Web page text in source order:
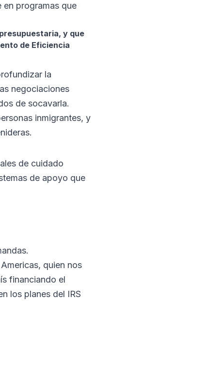
en programas que
y que
de Eficiencia
la
negociaciones
de socavarla.
inmigrantes, y
de cuidado
de apoyo que
quien nos
financiando el
los planes del IRS